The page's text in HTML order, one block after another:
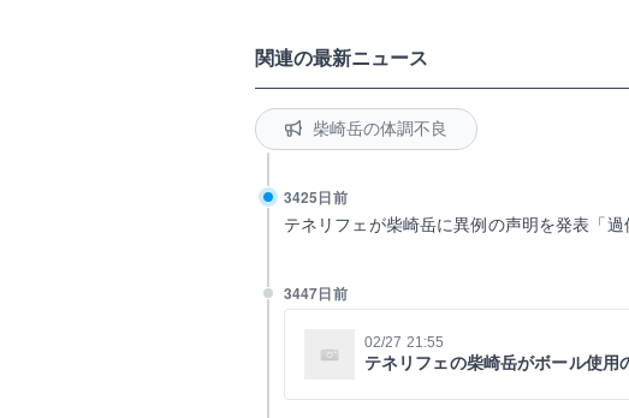
関連の最新ニュース
柴崎岳の体調不良
3425日前
テネリフェが柴崎岳に異例の声明を発表「
3447日前
02/27 21:55
テネリフェの柴崎岳がボール使用